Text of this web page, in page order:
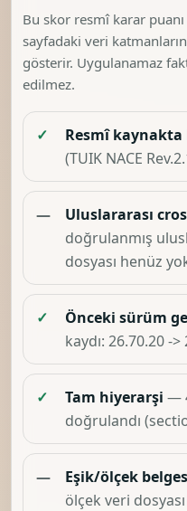
Bu skor resmî karar
sayfadaki veri
gösterir. Uygulanamaz
edilmez.
✓ Resmî
(TUIK NACE
— Uluslararası
doğrulanmış
dosyası henüz
✓ Önceki sürüm
kaydı: 26.70.20 ->
✓ Tam hiyerarşi —
doğrulandı
— Eşik/ölçek
ölçek veri